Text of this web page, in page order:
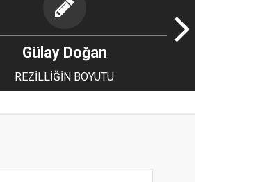
Gülay Doğan
REZİLLİĞİN BOYUTU